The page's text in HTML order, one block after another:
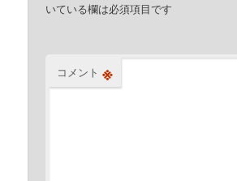
いている欄は必須項目です
コメント ※